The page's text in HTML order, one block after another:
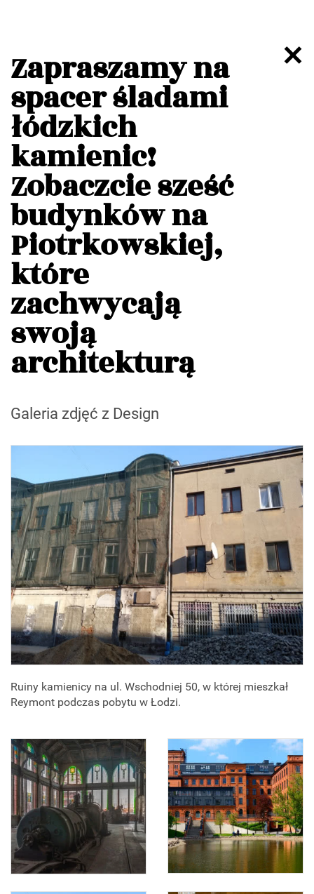
Zapraszamy na
spacer śladami
łódzkich
kamienic!
Zobaczcie sześć
budynków na
Piotrkowskiej,
które
zachwycają
swoją
architekturą
Galeria zdjęć z Design
Ruiny kamienicy na ul. Wschodniej 50, w której mieszkał
Reymont podczas pobytu w Łodzi.